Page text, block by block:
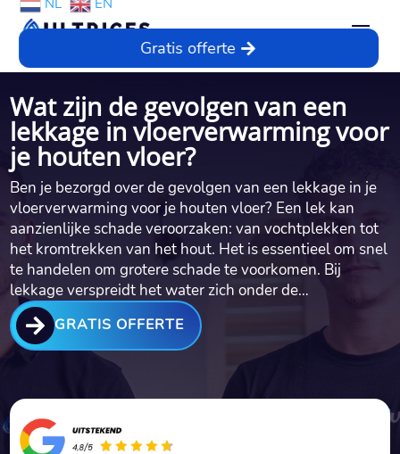
NL EN
Gratis offerte
Wat zijn de gevolgen van een
lekkage in vloerverwarming voor
je houten vloer?
Ben je bezorgd over de gevolgen van een lekkage in je
vloerverwarming voor je houten vloer? Een lek kan
aanzienlijke schade veroorzaken: van vochtplekken tot
het kromtrekken van het hout.​ Het is essentieel om snel
te handelen om grotere schade te voorkomen.​ Bij
lekkage verspreidt het water zich onder de…
 GRATIS OFFERTE